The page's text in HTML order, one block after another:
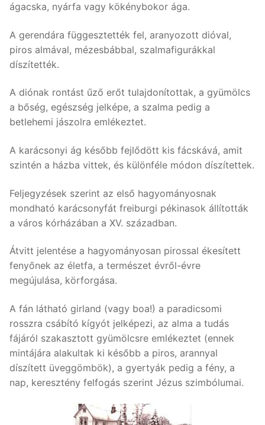
ágacska, nyárfa vagy kökénybokor ága.
A gerendára függesztették fel, aranyozott dióval,
piros almával, mézesbábbal, szalmafigurákkal
díszítették.
A diónak rontást űző erőt tulajdonítottak, a gyümölcs
a bőség, egészség jelképe, a szalma pedig a
betlehemi jászolra emlékeztet.
A karácsonyi ág később fejlődött kis fácskává, amit
szintén a házba vittek, és különféle módon díszítettek.
Feljegyzések szerint az első hagyományosnak
mondható karácsonyfát freiburgi pékinasok állították
a város kórházában a XV. században.
Átvitt jelentése a hagyományosan pirossal ékesített
fenyőnek az életfa, a természet évről-évre
megújulása, körforgása.
A fán látható girland (vagy boa!) a paradicsomi
rosszra csábító kígyót jelképezi, az alma a tudás
fájáról szakasztott gyümölcsre emlékeztet (ennek
mintájára alakultak ki később a piros, arannyal
díszített üveggömbök), a gyertyák pedig a fény, a
nap, keresztény felfogás szerint Jézus szimbólumai.